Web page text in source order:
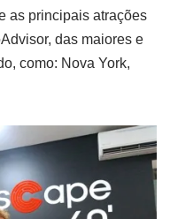
as principais atrações
das maiores e
como: Nova York,